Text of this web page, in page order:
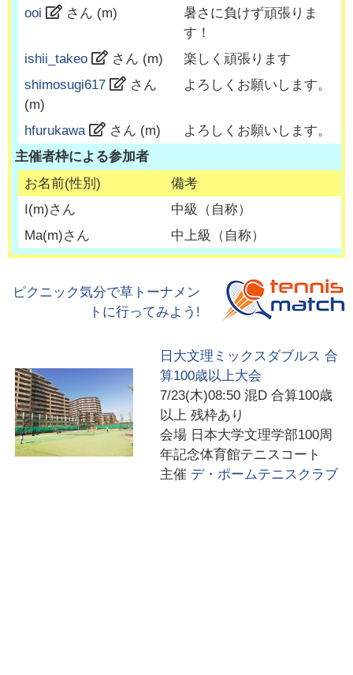
ooi さん (m)
暑さに負けず頑張りま
す！
ishii_takeo
さん (m)
楽しく頑張ります
shimosugi617
さん
(m)
よろしくお願いします。
hfurukawa さん (m)
よろしくお願いします。
主催者枠による参加者
お名前(性別)
備考
I(m)さん
中級（自称）
Ma(m)さん 中上級（自称）
ピクニック気分で草トーナメン
トに行ってみよう!
日大文理ミックスダブルス 合
算100歳以上大会
7/23(木)08:50 混D 合算100歳
以上 残枠あり
会場 日本大学文理学部100周
年記念体育館テニスコート
主催 デ・ポームテニスクラブ